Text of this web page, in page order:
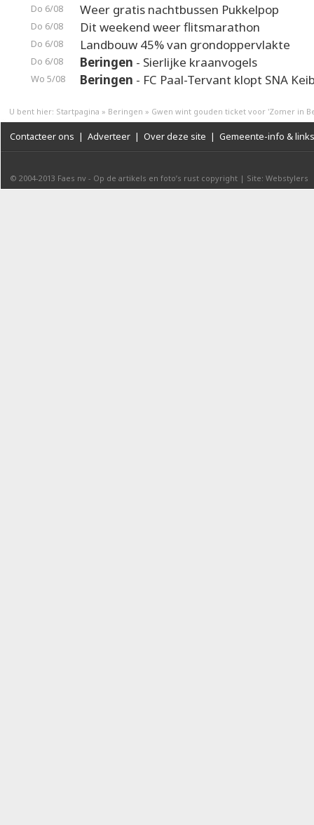
Do 6/08 Weer gratis nachtbussen Pukkelpop
Do 6/08 Dit weekend weer flitsmarathon
Do 6/08 Landbouw 45% van grondoppervlakte
Do 6/08 Beringen - Sierlijke kraanvogels
Wo 5/08 Beringen - FC Paal-Tervant klopt SNA
U bent hier: Startpagina » Beringen » Gwen wint gouden ticket voor 'Zomer in
Contacteer ons | Adverteer | Over deze site | Gemeente-info & links
© 2004-2013 Faes nv - Op de artikels en foto’s rust copyright | Site: Webstylers